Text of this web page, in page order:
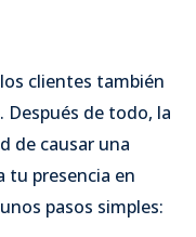
clientes también
Después de todo, la
de causar una
tu presencia en
pasos simples: